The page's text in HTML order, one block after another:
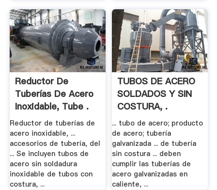
Reductor De
Tuberías De Acero
Inoxidable, Tube .
Reductor de tuberías de
acero inoxidable, ...
accesorios de tubería, del
... Se incluyen tubos de
acero sin soldadura
inoxidable de tubos con
costura, ...
TUBOS DE ACERO
SOLDADOS Y SIN
COSTURA, .
... tubo de acero; producto
de acero; tubería
galvanizada ... de tubería
sin costura ... deben
cumplir las tuberías de
acero galvanizadas en
caliente, ...